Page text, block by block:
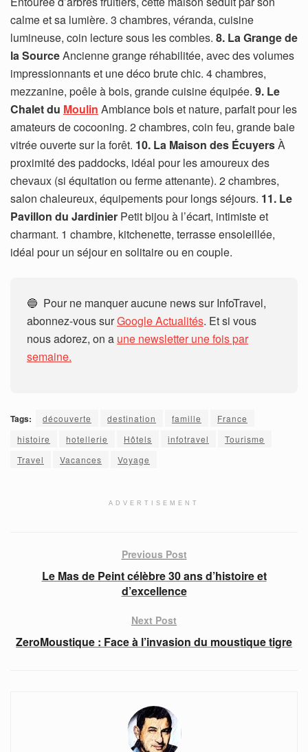
calme et sa lumière. 3 chambres, véranda, cuisine
lumineuse, coin lecture sous les combles. 8. La Grange de
la SourceAncienne grange réhabilitée, avec des volumes
impressionnants et une déco brute chic. 4 chambres,
mezzanine, poêle à bois, grande cuisine équipée. 9. Le
Chalet du Moulin Ambiance bois et nature, parfait pour les
amateurs de cocooning. 2 chambres, coin feu, grande baie
vitrée ouverte sur la forêt. 10. La Maison des ÉcuyersÀ
proximité des paddocks, idéal pour les amoureux des
chevaux (si équitation ou ferme attenante). 2 chambres,
salon chaleureux, équipements pour longs séjours. 11. Le
Pavillon du Jardinier Petit bijou à l’écart, intimiste et
charmant. 1 chambre, kitchenette, terrasse ensoleillée,
idéal pour un séjour en solitaire ou en couple.
🔵 Pour ne manquer aucune news sur InfoTravel,
abonnez-vous surGoogle Actualités. Et si vous
nous adorez, on a une newsletter une fois par
semaine.
Tags: découverte destination famille
France
histoire
hotellerie Hôtels infotravel
Tourisme
Travel
Vacances Voyage
ADVERTISEMENT
Previous Post
Le Mas de Peint célèbre 30 ans d’histoire et
d’excellence
Next Post
ZeroMoustique : Face à l’invasion du moustique tigre